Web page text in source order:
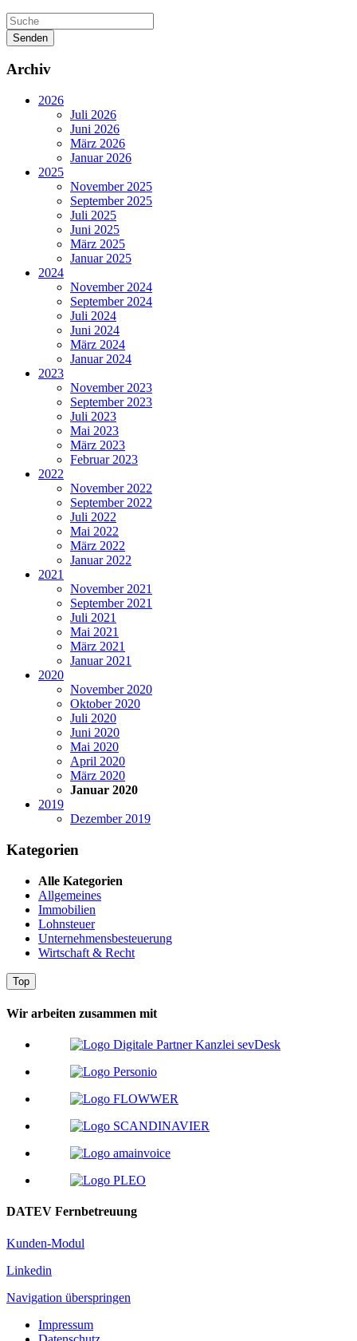
Senden
Archiv
2026
Juli 2026
Juni 2026
März 2026
Januar 2026
2025
November 2025
September 2025
Juli 2025
Juni 2025
März 2025
Januar 2025
2024
November 2024
September 2024
Juli 2024
Juni 2024
März 2024
Januar 2024
2023
November 2023
September 2023
Juli 2023
Mai 2023
März 2023
Februar 2023
2022
November 2022
September 2022
Juli 2022
Mai 2022
März 2022
Januar 2022
2021
November 2021
September 2021
Juli 2021
Mai 2021
März 2021
Januar 2021
2020
November 2020
Oktober 2020
Juli 2020
Juni 2020
Mai 2020
April 2020
März 2020
Januar 2020
2019
Dezember 2019
Kategorien
Alle Kategorien
Allgemeines
Immobilien
Lohnsteuer
Unternehmensbesteuerung
Wirtschaft & Recht
Top
Wir arbeiten zusammen mit
DATEV Fernbetreuung
Kunden-Modul
Linkedin
Navigation überspringen
Impressum